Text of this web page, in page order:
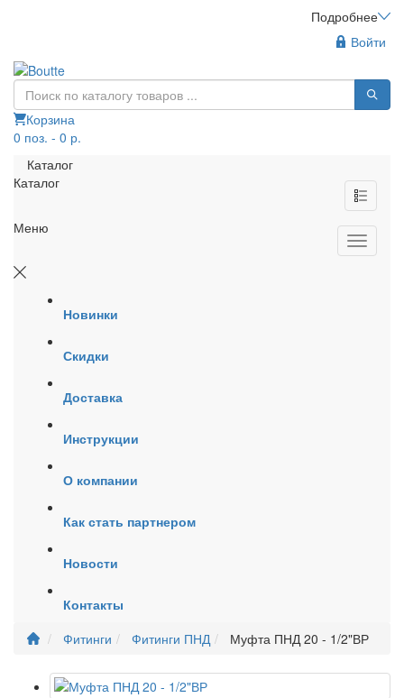
Подробнее
Войти
Корзина
0 поз. - 0 р.
Каталог
Каталог
Меню
Новинки
Скидки
Доставка
Инструкции
О компании
Как стать партнером
Новости
Контакты
Фитинги
Фитинги ПНД Муфта ПНД 20 - 1/2"ВР